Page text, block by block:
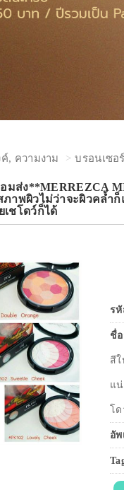
ค์, ความงาม บรอนเซอร์
มส่ง**MERREZCA
ภาพผิวไม่ว่าจะผิวคล้ำ
เชโดว์ก็ได้
ร
ชื่
สี
แ
โ
อั